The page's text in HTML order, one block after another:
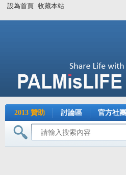
設為首頁 收藏本站
2013 贊助 討論區 官方社團